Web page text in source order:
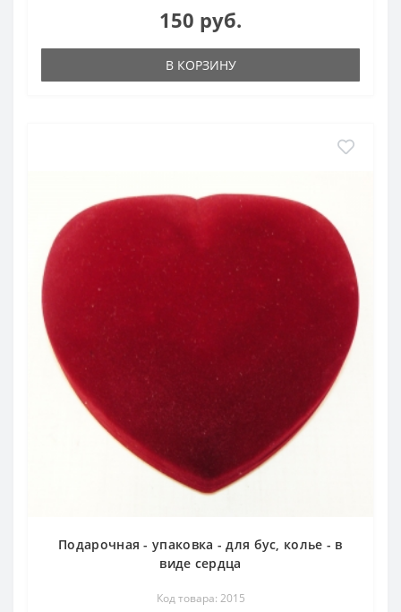
150 руб.
В КОРЗИНУ
Подарочная - упаковка - для бус, колье - в
виде сердца
Код товара: 2015